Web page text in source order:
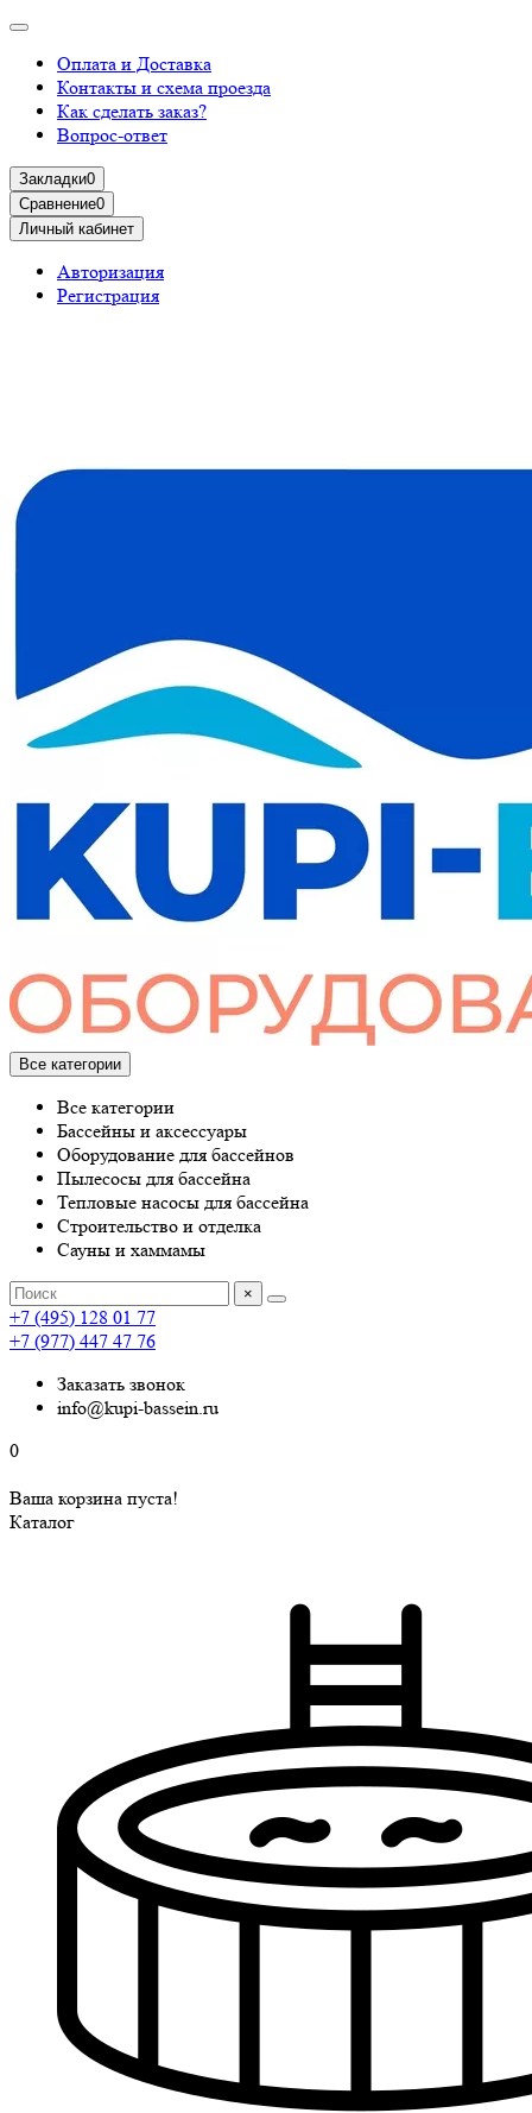
Оплата и Доставка
Контакты и схема проезда
Как сделать заказ?
Вопрос-ответ
Закладки0
Сравнение0
Личный кабинет
Авторизация
Регистрация
Все категории
Все категории
Бассейны и аксессуары
Оборудование для бассейнов
Пылесосы для бассейна
Тепловые насосы для бассейна
Строительство и отделка
Сауны и хаммамы
×
+7 (495) 128 01 77
+7 (977) 447 47 76
Заказать звонок
info@kupi-bassein.ru
0
Ваша корзина пуста!
Каталог